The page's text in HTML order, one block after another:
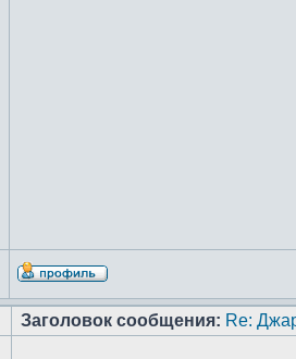
Заголовок сообщения: Re: